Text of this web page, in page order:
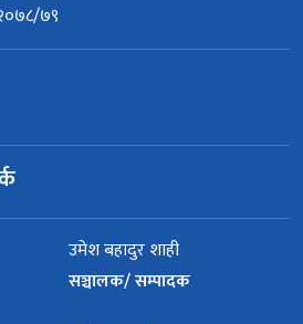
७९
उमेश बहादुर शाही
सञ्चालक/ सम्पादक